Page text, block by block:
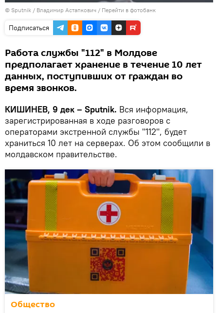
© Sputnik / Владимир Астапкович / Перейти в фотобанк
Подписаться
Работа службы "112" в Молдове
предполагает хранение в течение 10 лет
данных, поступивших от граждан во
время звонков.
КИШИНЕВ, 9 дек – Sputnik. Вся информация,
зарегистрированная в ходе разговоров с
операторами экстренной службы "112", будет
храниться 10 лет на серверах. Об этом сообщили в
молдавском правительстве.
Общество